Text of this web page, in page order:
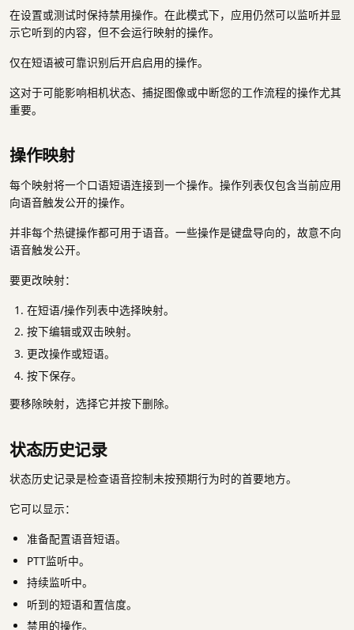
在设置或测试时保持禁用操作。在此模式下，应用仍然可以监听并显
示它听到的内容，但不会运行映射的操作。
仅在短语被可靠识别后开启启用的操作。
这对于可能影响相机状态、捕捉图像或中断您的工作流程的操作尤其
重要。
操作映射
每个映射将一个口语短语连接到一个操作。操作列表仅包含当前应用
向语音触发公开的操作。
并非每个热键操作都可用于语音。一些操作是键盘导向的，故意不向
语音触发公开。
要更改映射：
在短语/操作列表中选择映射。
按下编辑或双击映射。
更改操作或短语。
按下保存。
要移除映射，选择它并按下删除。
状态历史记录
状态历史记录是检查语音控制未按预期行为时的首要地方。
它可以显示：
准备配置语音短语。
PTT监听中。
持续监听中。
听到的短语和置信度。
禁用的操作。